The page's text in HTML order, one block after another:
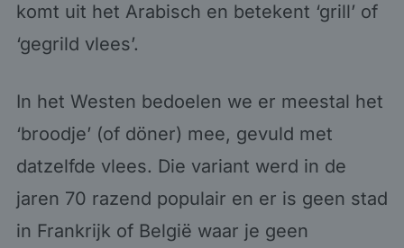
komt uit het Arabisch en betekent ‘grill’ of
‘gegrild vlees’.
In het Westen bedoelen we er meestal het
‘broodje’ (of döner) mee, gevuld met
datzelfde vlees. Die variant werd in de
jaren 70 razend populair en er is geen stad
in Frankrijk of België waar je geen